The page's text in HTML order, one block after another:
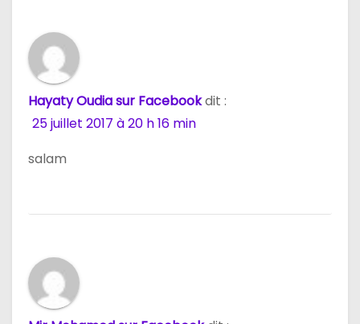
e
Hayaty Oudia sur Facebookdit :
25 juillet 2017 à 20 h 16 min
salam